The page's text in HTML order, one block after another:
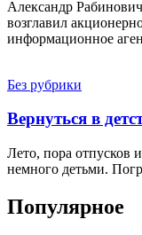
Александр Рабинович
возглавил
информационное
Без рубрики
Вернуться в
Лето, пора отпусков
немного детьми.
Популярное